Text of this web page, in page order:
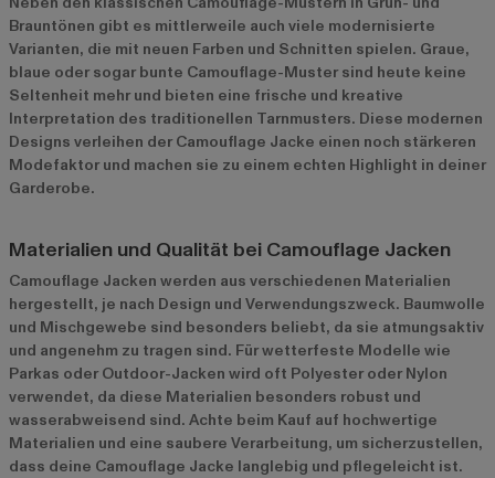
Brauntönen gibt es mittlerweile auch viele modernisierte
Varianten, die mit neuen Farben und Schnitten spielen. Graue,
blaue oder sogar bunte Camouflage-Muster sind heute keine
Seltenheit mehr und bieten eine frische und kreative
Interpretation des traditionellen Tarnmusters. Diese modernen
Designs verleihen der Camouflage Jacke einen noch stärkeren
Modefaktor und machen sie zu einem echten Highlight in deiner
Garderobe.
Materialien und Qualität bei Camouflage Jacken
Camouflage Jacken werden aus verschiedenen Materialien
hergestellt, je nach Design und Verwendungszweck. Baumwolle
und Mischgewebe sind besonders beliebt, da sie atmungsaktiv
und angenehm zu tragen sind. Für wetterfeste Modelle wie
Parkas oder Outdoor-Jacken wird oft Polyester oder Nylon
verwendet, da diese Materialien besonders robust und
wasserabweisend sind. Achte beim Kauf auf hochwertige
Materialien und eine saubere Verarbeitung, um sicherzustellen,
dass deine Camouflage Jacke langlebig und pflegeleicht ist.